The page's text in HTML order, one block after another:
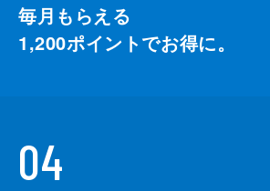
毎月もらえる
1,200ポイントでお得に。
04